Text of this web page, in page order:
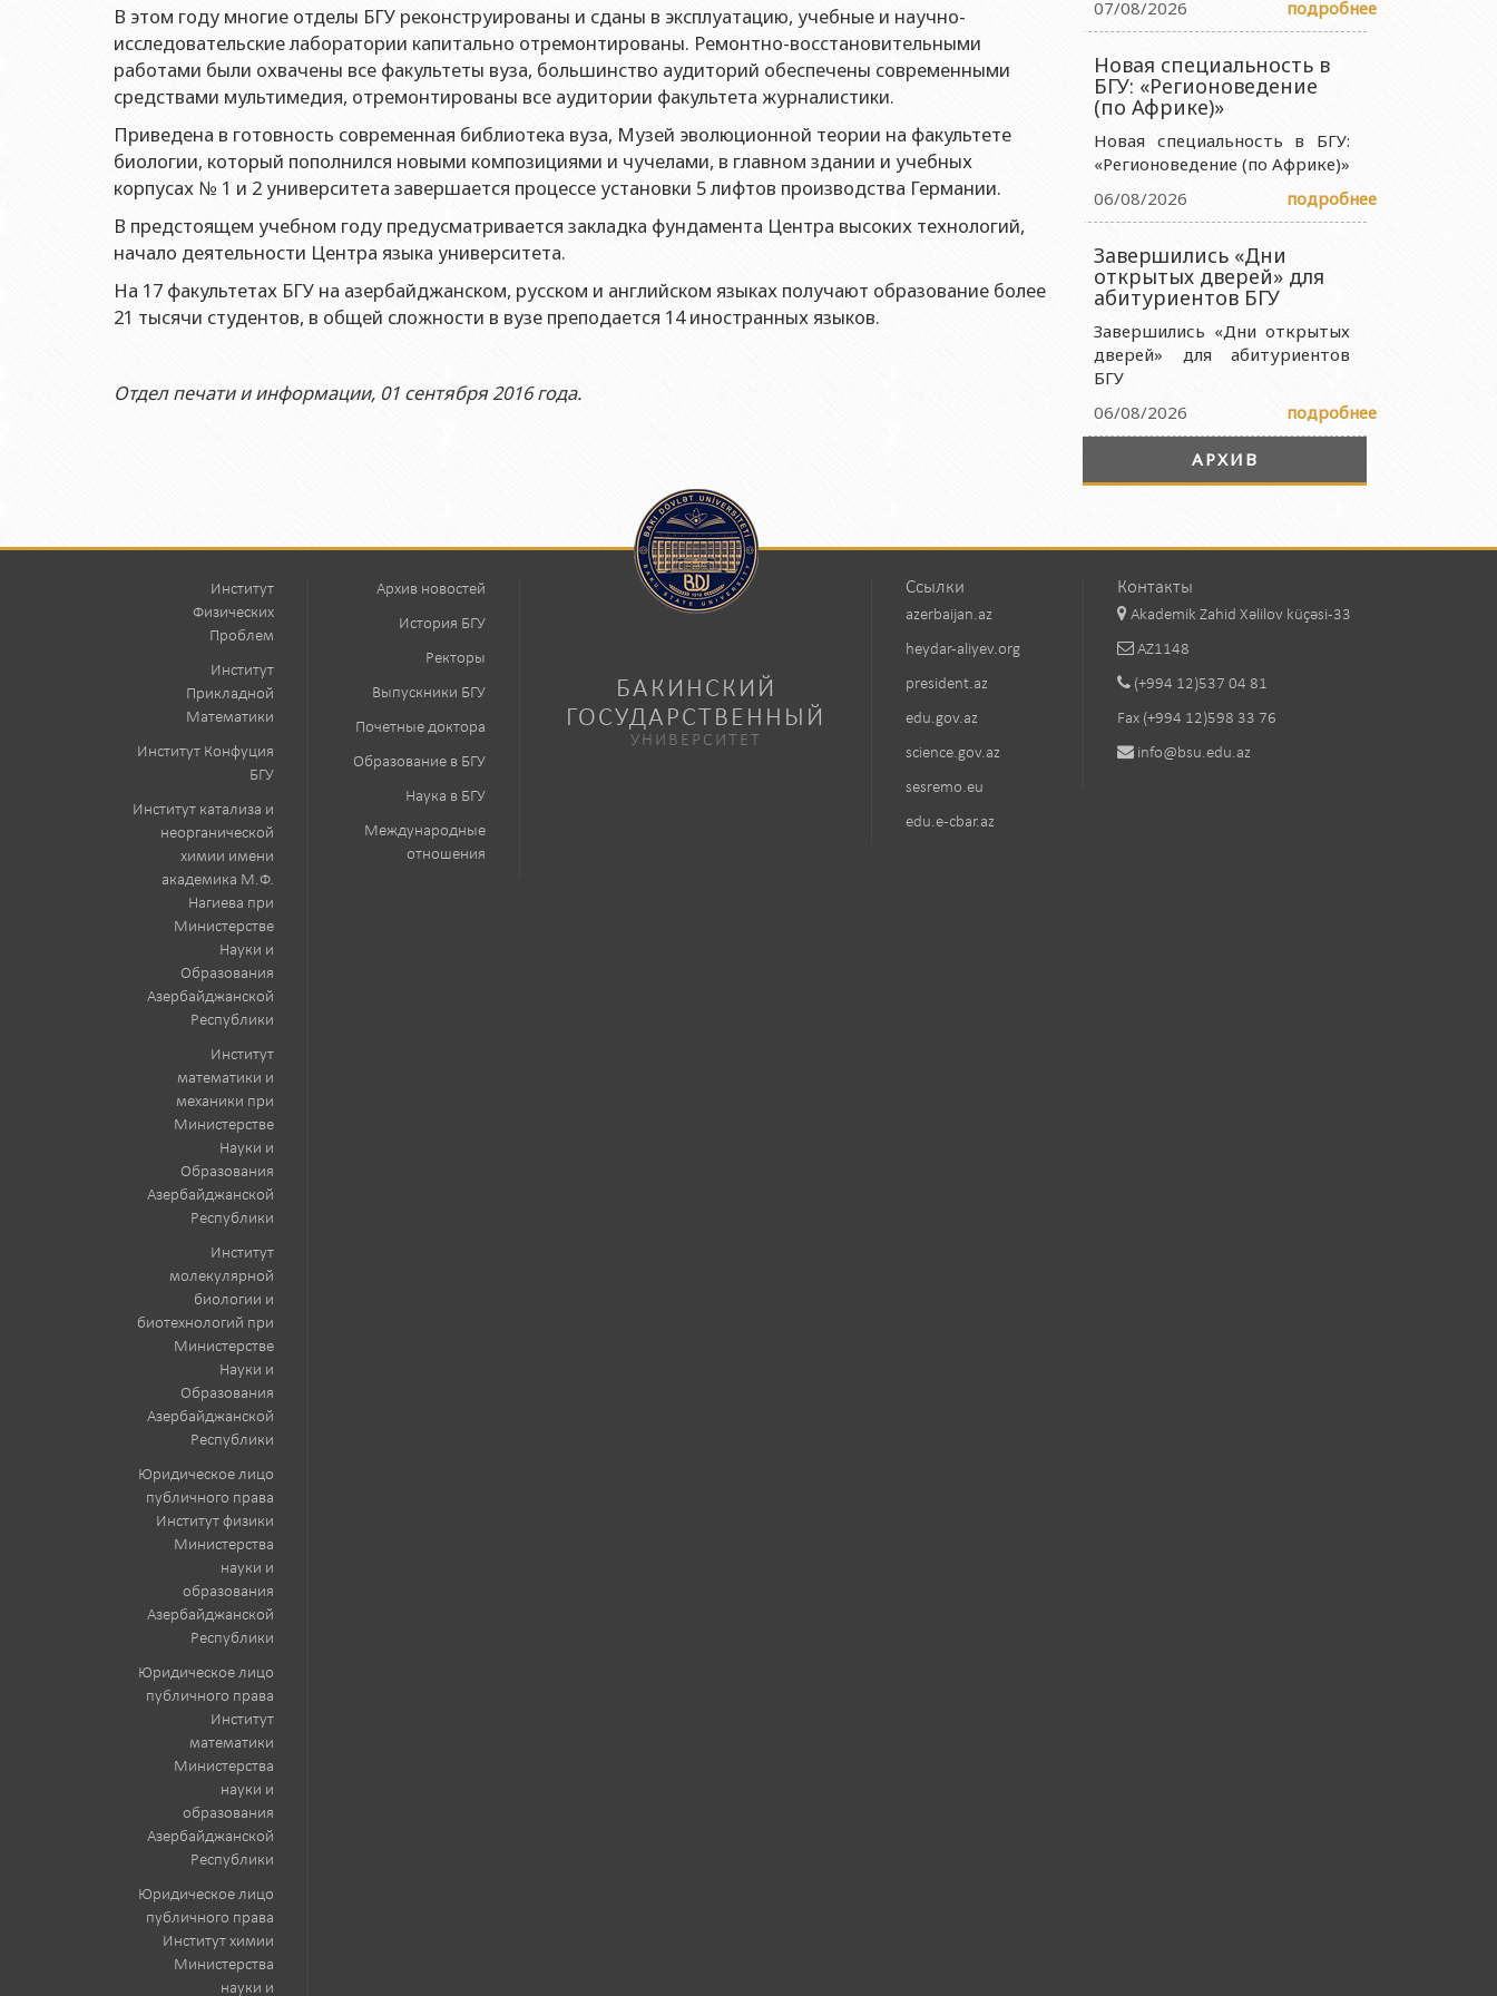
Выпускники БГУ
Почетные доктора
Перечень специальностей
Знаменательные даты в истории БГУ
Отдел протокола
Служба психологической помощи БГУ
Спортивно-оздоровительный центр
Университетская газета
Типография
Издательство
Геологический факультет
Филологический факультет
Исторический факультет
Факультет международных отношений и экономика
Юридический факультет
Факультет библиотековедения-информации
Факультет востоковедения
Факультет Теология
Юридическое лицо публичного права Институт физики Министерства науки и образования Азербайджанской Республики
Юридическое лицо публичного права Институт математики Министерства науки и образования Азербайджанской Республики
Юридическое лицо публичного права Институт химии Министерства науки и образования Азербайджанской Республики
Юридическое лицо публичного права Институт молекулярной биологии Министерства науки и образования Азербайджанской
Республики
В этом году многие отделы БГУ реконструированы и сданы в эксплуатацию, учебные и научно-
исследовательские лаборатории капитально отремонтированы. Ремонтно-восстановительными
работами были охвачены все факультеты вуза, большинство аудиторий обеспечены современными
средствами мультимедия, отремонтированы все аудитории факультета журналистики.
Приведена в готовность современная библиотека вуза, Музей эволюционной теории на факультете
биологии, который пополнился новыми композициями и чучелами, в главном здании и учебных
корпусах № 1 и 2 университета завершается процессе установки 5 лифтов производства Германии.
В предстоящем учебном году предусматривается закладка фундамента Центра высоких технологий,
начало деятельности Центра языка университета.
На 17 факультетах БГУ на азербайджанском, русском и английском языках получают образование более
21 тысячи студентов, в общей сложности в вузе преподается 14 иностранных языков.
Отдел печати и информации, 01 сентября 2016 года.
07/08/2026
подробнее
Новая специальность в
БГУ: «Регионоведение
(по Африке)»
Новая специальность в БГУ:
«Регионоведение (по Африке)»
06/08/2026
подробнее
Завершились «Дни
открытых дверей» для
абитуриентов БГУ
Завершились «Дни открытых
дверей» для абитуриентов
БГУ
06/08/2026
подробнее
АРХИВ
Институт
Физических
Проблем
Институт
Прикладной
Математики
Институт Конфуция
БГУ
Институт катализа и
неорганической
химии имени
академика М.Ф.
Нагиева при
Министерстве
Науки и
Образования
Азербайджанской
Республики
Институт
математики и
механики при
Министерстве
Науки и
Образования
Азербайджанской
Республики
Институт
молекулярной
биологии и
биотехнологий при
Министерстве
Науки и
Образования
Азербайджанской
Республики
Юридическое лицо
публичного права
Институт физики
Министерства
науки и
образования
Азербайджанской
Республики
Юридическое лицо
публичного права
Институт
математики
Министерства
науки и
образования
Азербайджанской
Республики
Юридическое лицо
публичного права
Институт химии
Министерства
науки и
Архив новостей
История БГУ
Ректоры
Выпускники БГУ
Почетные доктора
Образование в БГУ
Наука в БГУ
Международные
отношения
БАКИНСКИЙ
ГОСУДАРСТВЕННЫЙ
УНИВЕРСИТЕТ
Ссылки
azerbaijan.az
heydar-aliyev.org
president.az
edu.gov.az
science.gov.az
sesremo.eu
edu.e-cbar.az
Контакты
Akademik Zahid Xəlilov küçəsi-33
AZ1148
(+994 12)537 04 81
Fax (+994 12)598 33 76
info@bsu.edu.az